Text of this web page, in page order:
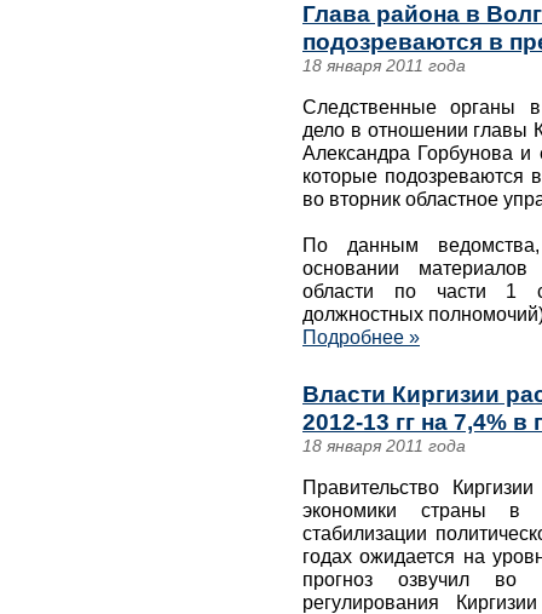
Глава района в
подозреваются в
18 января 2011 года
Следственные органы в
дело в отношении главы
Александра Горбунова и
которые подозреваются
во вторник областное
По данным
основании
области по части 1
должностных
Подробнее »
Власти Киргизии
2012-13 гг на 7,4% в
18 января 2011 года
Правительство
экономики страны в
стабилизации
годах ожидается на
прогноз озвучил во
регулирования